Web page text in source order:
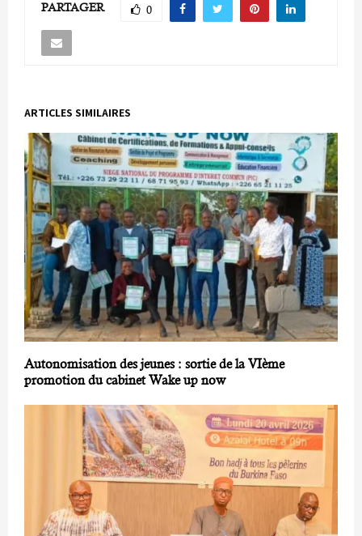
PARTAGER 0
ARTICLES SIMILAIRES
Autonomisation des jeunes : sortie de la VIème
promotion du cabinet Wake up now